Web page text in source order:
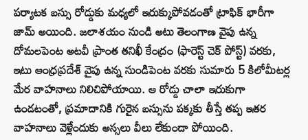
పర్యాటక బస్సు రోడ్డుకు మధ్యలో ఇరుక్కుపోవడంతో ట్రాఫిక్ భారీగా
జామ్ అయింది. జలాశయం నుండి అటు తెలంగాణ వైపు ఉన్న
దోమలపెంట అటవీ ప్రాంత తనిఖీ కేంద్రం (ఫారెస్ట్ చెక్ పోస్ట్) వరకు,
ఇటు ఆంధ్రప్రదేశ్ వైపు ఉన్న సుండిపెంట వరకు సుమారు 5 కిలోమీటర్ల
మేర వాహనాలు నిలిచిపోయాయి. ఆ రోడ్డు చాలా ఇరుకుగా
ఉండటంతో, ప్రమాదానికి గురైన బస్సును పక్కకు తీస్తే తప్ప ఇతర
వాహనాలు వెళ్లేందుకు అస్సలు వీలు లేకుండా పోయింది.